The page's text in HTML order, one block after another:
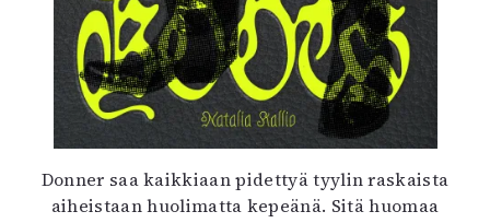
Donner saa kaikkiaan pidettyä tyylin raskaista
aiheistaan huolimatta kepeänä. Sitä huomaa